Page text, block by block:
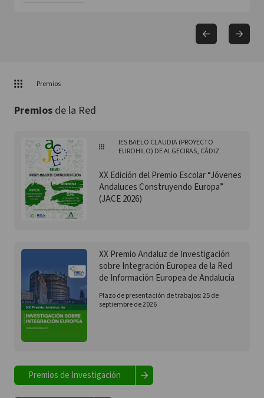
Premios
Premios de la Red
IES BAELO CLAUDIA (PROYECTO
EUROHILO) DE ALGECIRAS, CÁDIZ
XX Edición del Premio Escolar “Jóvenes
Andaluces Construyendo Europa”
(JACE 2026)
XX Premio Andaluz de Investigación
sobre Integración Europea de la Red
de Información Europea de Andalucía
Plazo de presentación de trabajos: 25 de
septiembre de 2026
Premios de Investigación